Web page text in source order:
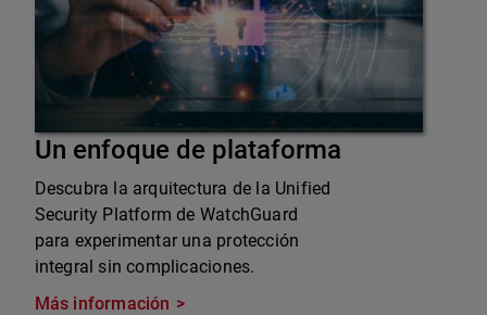
Un enfoque de plataforma
Descubra la arquitectura de la Unified
Security Platform de WatchGuard
para experimentar una protección
integral sin complicaciones.
Más información